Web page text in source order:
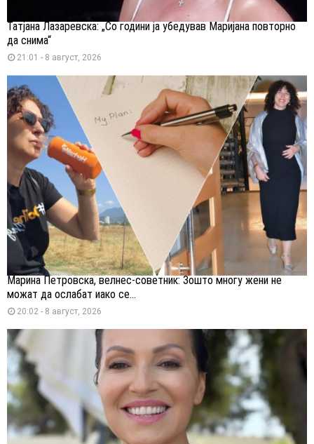
Татјана Лазаревска: „Со години ја убедував Маријана повторно
да снима“
21:01 - 8 август, 2026
Марина Петровска, велнес-советник: Зошто многу жени не
можат да ослабат иако се...
20:02 - 8 август, 2026